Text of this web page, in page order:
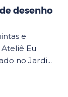
desenho
e
Ateliê Eu
no Jardi...